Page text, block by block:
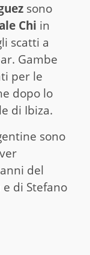
sono
Chi in
scatti a
Gambe
per le
dopo lo
di Ibiza.
sono
del
di Stefano